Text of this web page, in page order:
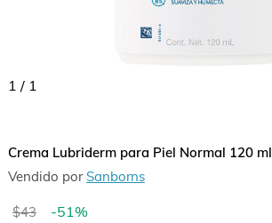
1 / 1
Crema Lubriderm para Piel Normal 120 ml
Vendido por Sanborns
$43 -51%